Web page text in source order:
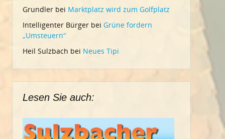
Grundler bei Marktplatz wird zum Golfplatz
Intelligenter Bürger bei Grüne fordern
„Umsteuern“
Heil Sulzbach bei Neues Tipi
Lesen Sie auch: